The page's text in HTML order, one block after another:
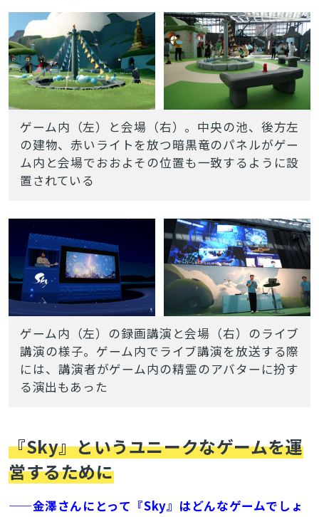
ゲーム内（左）と会場（右）。中央の池、後方左
の建物、赤いライトを放つ暗黒竜のパネルがゲー
ム内と会場でおおよその位置も一致するように設
置されている
ゲーム内（左）の録画講演と会場（右）のライブ
講演の様子。ゲーム内でライブ講演を放送する際
には、講演者がゲーム内の精霊のアバターに扮す
る演出もあった
『Sky』というユニークなゲームを運
営するために
——金澤さんにとって『Sky』はどんなゲームでしょ